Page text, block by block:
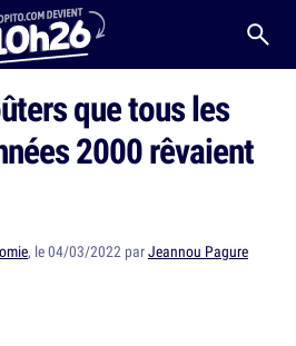
que tous les
2000 rêvaient
, le 04/03/2022 parJeannou Pagure